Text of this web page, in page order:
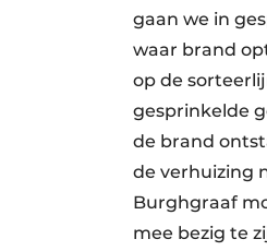
gaan we in
waar brand
op de
gesprinkelde
de brand
de verhuizing
Burghgraaf
mee bezig te